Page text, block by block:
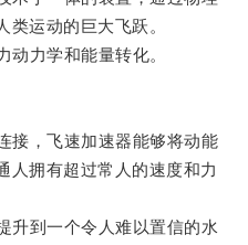
类运动的巨大飞跃。
力学和能量转化。
，飞速加速器能够将动能
人拥有超过常人的速度和力
到一个令人难以置信的水